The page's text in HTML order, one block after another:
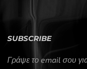
SUBSCRIBE
Γράψε το email σου